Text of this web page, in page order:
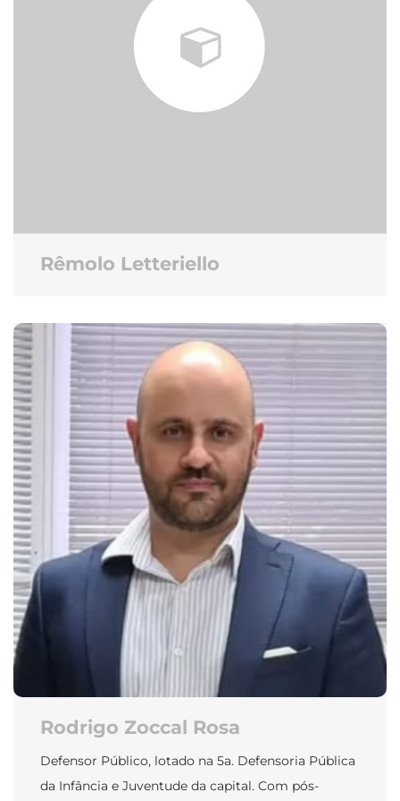
Rêmolo Letteriello
Rodrigo Zoccal Rosa
Defensor Público, lotado na 5a. Defensoria Pública
da Infância e Juventude da capital. Com pós-